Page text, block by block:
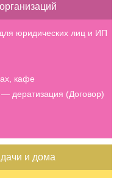
юридических лиц и ИП
кафе
дератизация (Договор)
и дома